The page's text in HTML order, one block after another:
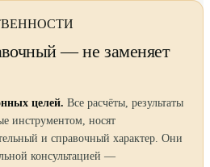
— не заменяет
целей. Все расчёты, результаты
инструментом, носят
и справочный характер. Они
консультацией —